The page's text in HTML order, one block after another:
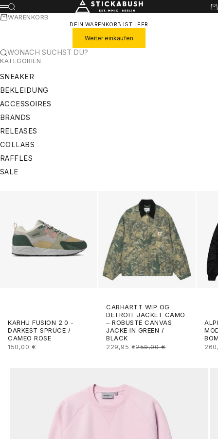
ZUM INHALT SPRINGEN STICKABUSH
MENÜ
SUCHE
WARENKORB
DEIN WARENKORB IST LEER
Weiter einkaufen
WONACH SUCHST DU?
KATEGORIEN
SNEAKER
BEKLEIDUNG
ACCESSOIRES
BRANDS
RELEASES
COLLABS
RAFFLES
SALE
KARHU FUSION 2.0 -
DARKEST SPRUCE /
CAMEO ROSE
ANGEBOT
150,00 €
CARHARTT WIP OG
DETROIT JACKET CAMO
– ROBUSTE CANVAS
JACKE IN GREEN /
BLACK
ANGEBOT
229,95 €REGULÄRER PREIS
259,00 €